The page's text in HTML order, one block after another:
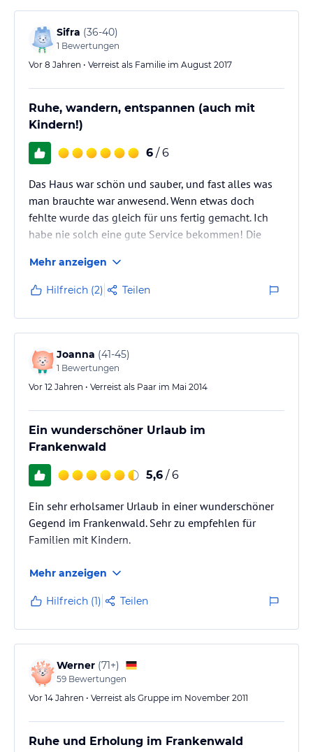
Sifra (36-40)
1 Bewertungen
Vor 8 Jahren • Verreist als Familie im August 2017
Ruhe, wandern, entspannen (auch mit
Kindern!)
6 / 6
Das Haus war schön und sauber, und fast alles was
man brauchte war anwesend. Wenn etwas doch
fehlte wurde das gleich für uns fertig gemacht. Ich
habe nie solch eine gute Service bekommen! Die
kann einfach wandern gehen und braucht dann
keinen Auto.
Mehr anzeigen
Hilfreich (2) Teilen
Joanna (41-45)
1 Bewertungen
Vor 12 Jahren • Verreist als Paar im Mai 2014
Ein wunderschöner Urlaub im
Frankenwald
5,6 / 6
Ein sehr erholsamer Urlaub in einer wunderschöner
Gegend im Frankenwald. Sehr zu empfehlen für
Familien mit Kindern.
Mehr anzeigen
Hilfreich (1) Teilen
Werner (71+)
59 Bewertungen
Vor 14 Jahren • Verreist als Gruppe im November 2011
Ruhe und Erholung im Frankenwald